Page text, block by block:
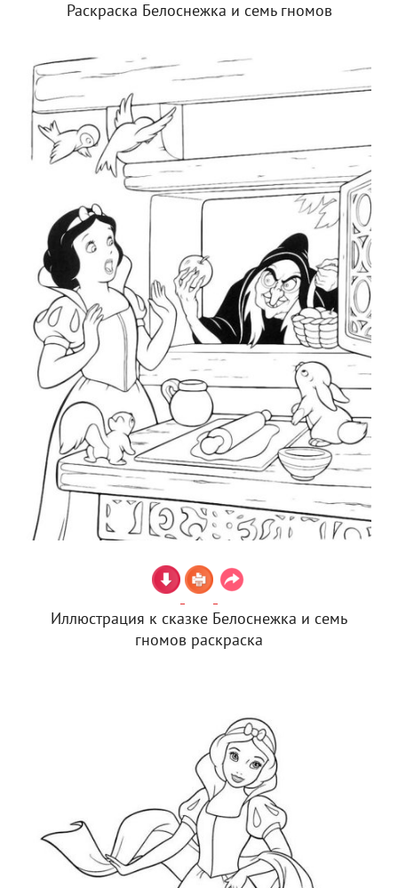
Раскраска Белоснежка и семь гномов
Иллюстрация к сказке Белоснежка и семь
гномов раскраска